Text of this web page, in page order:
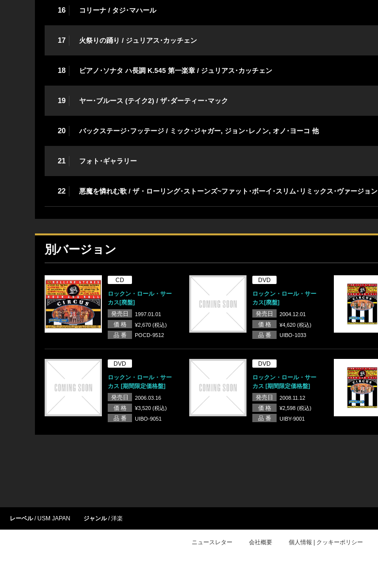
16 コリーナ / タジ･マハール
17 火祭りの踊り / ジュリアス･カッチェン
18 ピアノ･ソナタ ハ長調 K.545 第一楽章 / ジュリアス･カッチェン
19 ヤー･ブルース (テイク2) / ザ･ダーティー･マック
20 バックステージ･フッテージ / ミック･ジャガー, ジョン･レノン, オノ･ヨーコ 他
21 フォト･ギャラリー
22 悪魔を憐れむ歌 / ザ・ローリング･ストーンズ~ファット･ボーイ･スリム･リミックス･ヴァージョン
別バージョン
CD
ロックン・ロール・サー
カス[廃盤]
発売日
1997.01.01
価 格 ¥2,670 (税込)
品 番 POCD-9512
DVD
ロックン・ロール・サー
カス[廃盤]
発売日
2004.12.01
価 格 ¥4,620 (税込)
品 番 UIBO-1033
DVD
ロックン・ロール・サー
カス [期間限定価格盤]
発売日
2006.03.16
価 格 ¥3,520 (税込)
品 番 UIBO-9051
DVD
ロックン・ロール・サー
カス [期間限定価格盤]
発売日
2008.11.12
価 格 ¥2,598 (税込)
品 番 UIBY-9001
レーベル USM JAPAN ジャンル 洋楽
ニュースレター 会社概要 個人情報 | クッキーポリシー